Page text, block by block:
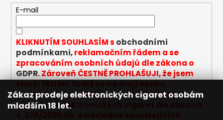
Zákaz prodeje elektronických cigaret osobám
mladším 18 let.
r
v
k
y
v
ý
p
i
s
E-mail
KLIKNUTÍM SOUHLASÍM s obchodními
podmínkami,reklamačním řádem a se
zpracováním osobních údajů dle zákona o
GDPR. Zároveň ČESTNĚ PROHLAŠUJI, že jsem
nevztahuje omezení prodeje tabákových
výrobků a elektronických cigaret dle zákona